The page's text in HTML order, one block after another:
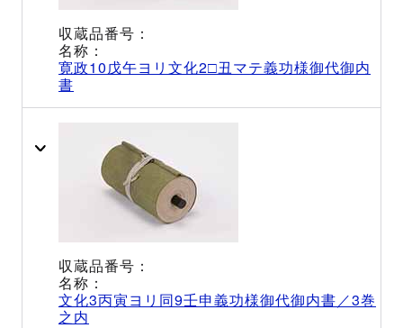
寛政10戊午ヨリ文化2□丑マテ義功様御代御内
書
文化3丙寅ヨリ同9壬申義功様御代御内書／3巻
之内